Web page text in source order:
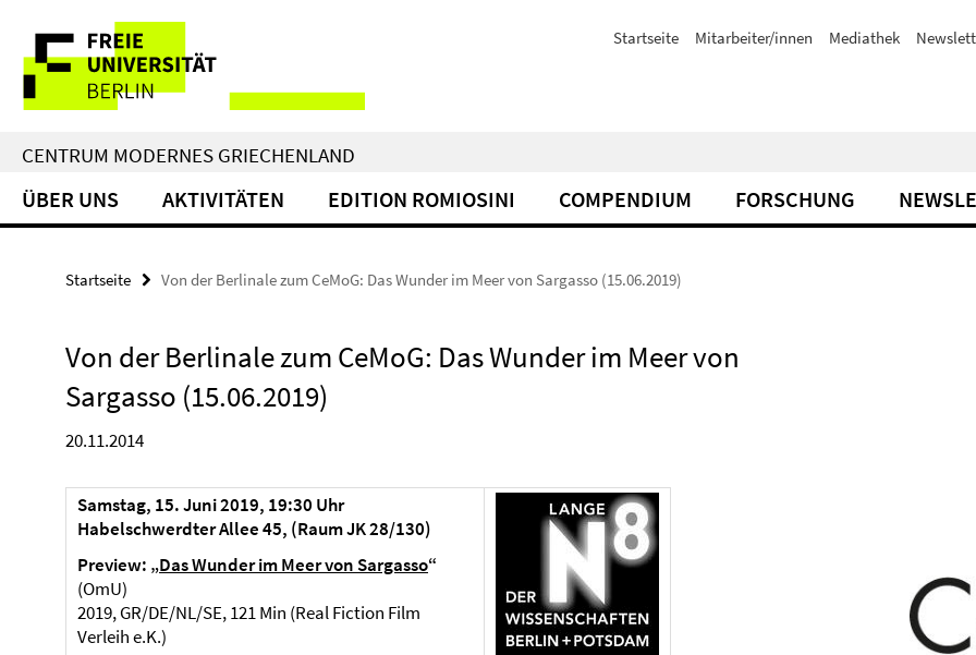
direkt
Inhalt
Service-
Navigation
Startseite Mitarbeiter/innen Mediathek
CENTRUM MODERNES GRIECHENLAND
ÜBER UNS AKTIVITÄTEN EDITION ROMIOSINI COMPENDIUM FORSCHUNG
Startseite Von der Berlinale zum CeMoG: Das Wunder im Meer von Sargasso (15.06.2019)
Von der Berlinale zum CeMoG: Das Wunder im Meer von
Sargasso (15.06.2019)
20.11.2014
Samstag, 15. Juni2019, 19:30 Uhr
Habelschwerdter Allee 45, (Raum JK 28/130)
Preview: „Das Wunder im Meer von Sargasso“
(OmU)
2019, GR/DE/NL/SE, 121 Min (Real Fiction Film
Verleih e.K.)